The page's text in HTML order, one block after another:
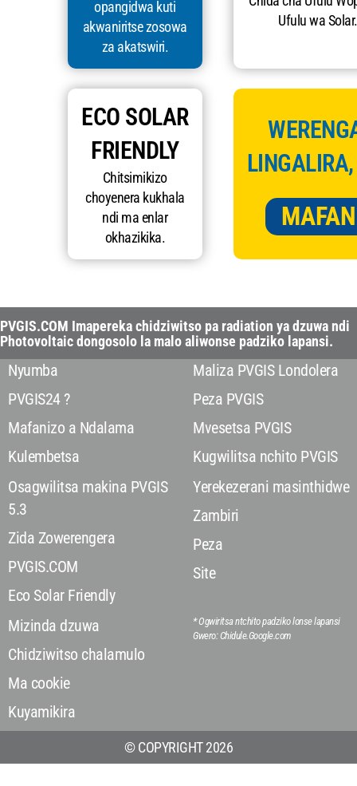
opangidwa kuti
akwaniritse zosowa
za akatswiri.
Ufulu wa Solar.
ECO SOLAR
FRIENDLY
Chitsimikizo
choyenera kukhala
ndi ma enlar
okhazikika.
PVGIS.COM Imapereka chidziwitso pa radiation ya dzuwa ndi
Photovoltaic dongosolo la malo aliwonse padziko lapansi.
Nyumba
PVGIS24 ?
Mafanizo a Ndalama
Kulembetsa
Osagwilitsa makina PVGIS
5.3
Zida Zowerengera
PVGIS.COM
Eco Solar Friendly
Mizinda dzuwa
Chidziwitso chalamulo
Ma cookie
Kuyamikira
Maliza PVGIS Londolera
Peza PVGIS
Mvesetsa PVGIS
Kugwilitsa nchito PVGIS
Yerekezerani masinthidwe
Zambiri
Peza
Site
* Ogwiritsa ntchito padziko lonse lapansi
Gwero: Chidule.Google.com
© COPYRIGHT 2026